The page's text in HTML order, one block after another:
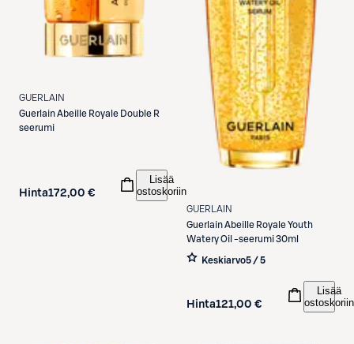
GUERLAIN
GuerlainAbeille Royale Double R
seerumi
Hinta172,00 €
Lisää
ostoskoriin
GUERLAIN
GuerlainAbeille Royale Youth
Watery Oil -seerumi 30ml
Keskiarvo5 / 5
Hinta121,00 €
Lisää
ostoskoriin